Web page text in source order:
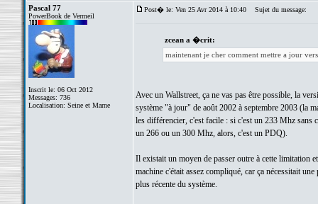
Pascal 77
PowerBook de Vermeil
Inscrit le: 06 Oct 2012
Messages: 736
Localisation: Seine et Marne
Post� le: Ven 25 Avr 2014 à 10:40 Sujet du message:
zcean a �crit:
maintenant je cher comment mettre a jour
Avec un Wallstreet, ça ne vas pas être possible, la
système "à jour" de août 2002 à septembre 2003 (la
les différencier, c'est facile : si c'est un 233 Mhz
un 266 ou un 300 Mhz, alors, c'est un PDQ).
Il existait un moyen de passer outre à cette limitation
machine c'était assez compliqué, car ça nécessitait
plus récente du système.